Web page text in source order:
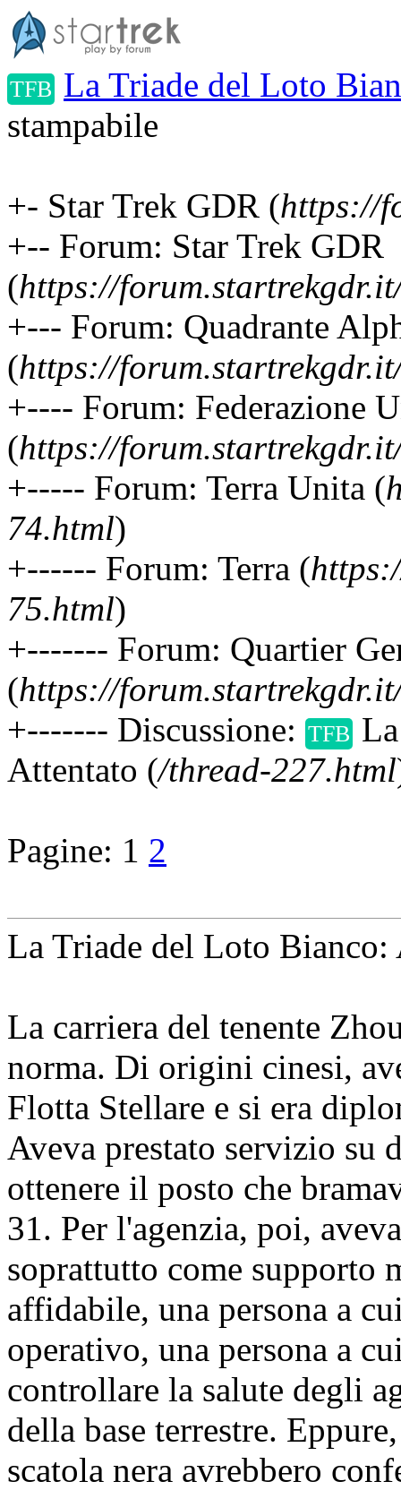
TFB La Triade del Loto
stampabile
+- Star Trek GDR (https://
+-- Forum: Star Trek GDR
(https://
+--- Forum: Quadrante
(https://
+---- Forum: Federazione
(https://
+----- Forum: Terra Unita (
74.html)
+------ Forum: Terra (
75.html)
+------- Forum: Quartier
(https://
+------- Discussione: TFB
Attentato (/thread-227.html
Pagine: 1 2
La Triade del Loto
La carriera del tenente
norma. Di origini cinesi,
Flotta Stellare e si era
Aveva prestato servizio su
ottenere il posto che
31. Per l'agenzia, poi,
soprattutto come supporto
affidabile, una persona a
operativo, una persona a
controllare la salute degli
della base terrestre.
scatola nera avrebbero